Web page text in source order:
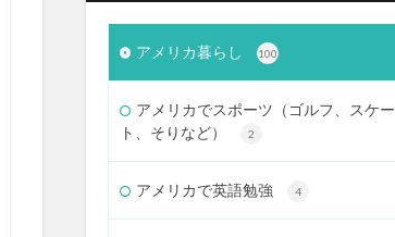
アメリカ暮らし 100
アメリカでスポーツ（ゴルフ、スケー
ト、そりなど）
2
アメリカで英語勉強 4